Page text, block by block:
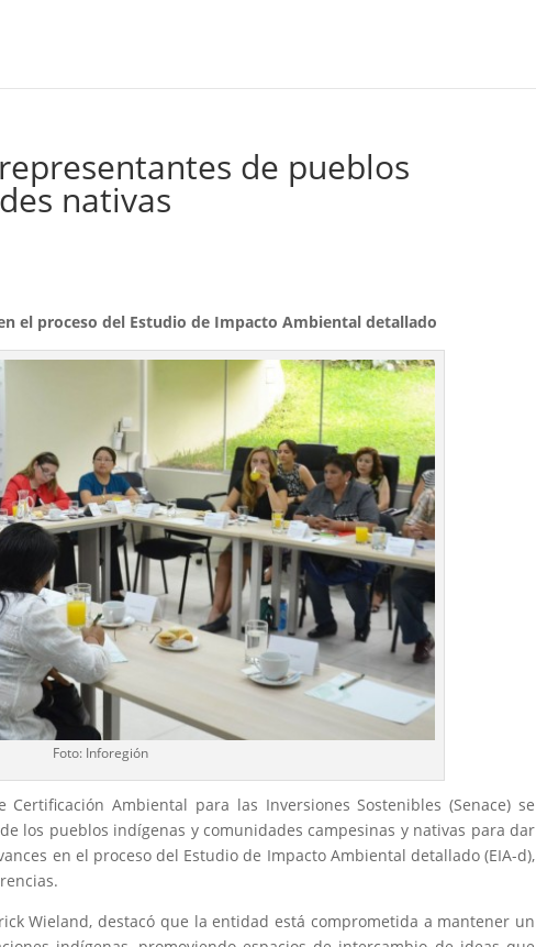
de pueblos
nativas
el proceso del Estudio de Impacto Ambiental detallado
Foto: Inforegión
Ambiental para las Inversiones Sostenibles (Senace) se
los pueblos indígenas y comunidades campesinas y nativas para dar
en el proceso del Estudio de Impacto Ambiental detallado (EIA-d),
Wieland, destacó que la entidad está comprometida a mantener un